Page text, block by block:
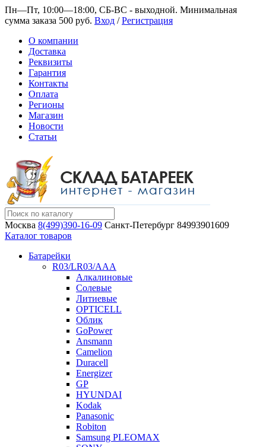
Пн—Пт, 10:00—18:00, СБ-ВС - выходной. Минимальная
сумма заказа 500 руб. Вход /Регистрация
О компании
Доставка
Реквизиты
Гарантия
Контакты
Оплата
Регионы
Магазин
Новости
Статьи
Москва 8(499)390-16-09 Санкт-Петербург 84993901609
Каталог товаров
Батарейки
R03/LR03/AAA
Алкалиновые
Солевые
Литиевые
OPTICELL
Облик
GoPower
Ansmann
Camelion
Duracell
Energizer
GP
HYUNDAI
Kodak
Panasonic
Robiton
Samsung PLEOMAX